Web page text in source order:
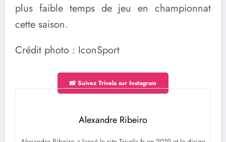
plus faible temps de jeu en championnat
cette saison.
Crédit photo : IconSport
📸 Suivez Trivela sur Instagram
Alexandre Ribeiro